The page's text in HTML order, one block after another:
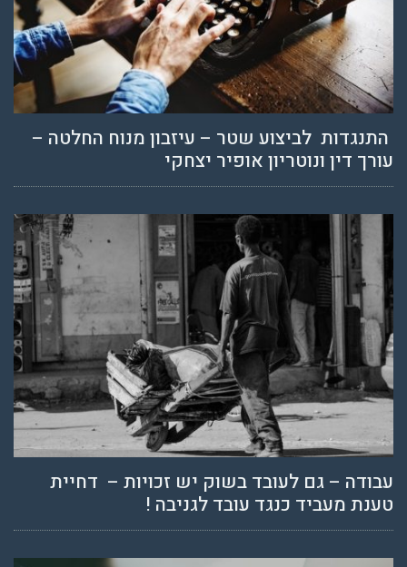
התנגדות לביצוע שטר – עיזבון מנוח החלטה –
עורך דין ונוטריון אופיר יצחקי
עבודה – גם לעובד בשוק יש זכויות – דחיית
טענת מעביד כנגד עובד לגניבה !